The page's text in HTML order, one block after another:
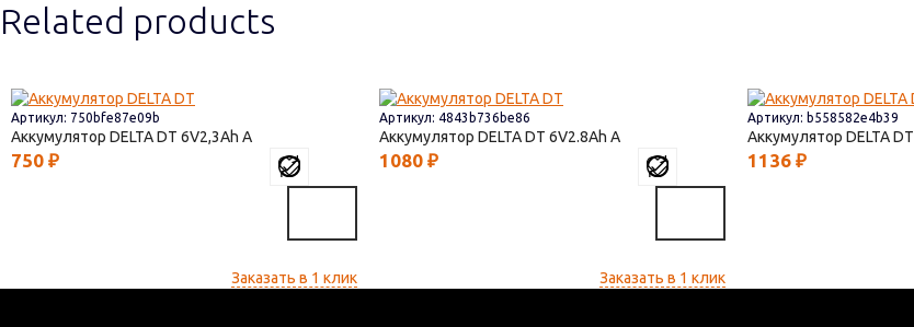
Related products
Артикул: 750bfe87e09b
Аккумулятор DELTA DT 6V2,3
750 ₽
Заказать в 1 клик
Артикул: 4843b736be86
Аккумулятор DELTA DT 6V2.8
1080 ₽
Заказать в 1 клик
Артикул: b558582e4b39
Аккумулятор DELTA DT
1136 ₽